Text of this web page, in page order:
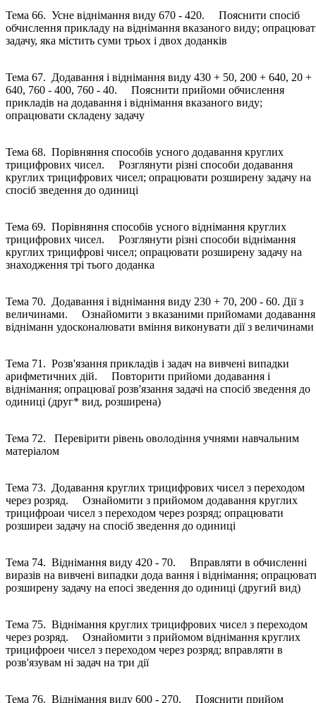
Тема 66. Усне віднімання виду 670 - 420. Пояснити спосіб
обчислення прикладу на віднімання вказаного виду;
задачу, яка містить суми трьох і двох доданків
Тема 67. Додавання і віднімання виду 430 + 50, 200 + 640, 20 +
640, 760 - 400, 760 - 40. Пояснити прийоми обчислення
прикладів на додавання і віднімання вказаного виду;
опрацювати складену задачу
Тема 68. Порівняння способів усного додавання круглих
трицифрових чисел. Розглянути різні способи додавання
круглих трицифрових чисел; опрацювати розширену задачу на
спосіб зведення до одиниці
Тема 69. Порівняння способів усного віднімання круглих
трицифрових чисел. Розглянути різні способи віднімання
круглих трицифрові чисел; опрацювати розширену задачу на
знаходження трі тього доданка
Тема 70. Додавання і віднімання виду 230 + 70, 200 - 60. Дії з
величинами. Ознайомити з вказаними прийомами додавання
відніманн удосконалювати вміння виконувати дії з величинами
Тема 71. Розв'язання прикладів і задач на вивчені випадки
арифметичних дій. Повторити прийоми додавання і
віднімання; опрацюваї розв'язання задачі на спосіб зведення до
одиниці (друг* вид, розширена)
Тема 72. Перевірити рівень оволодіння учнями навчальним
матеріалом
Тема 73. Додавання круглих трицифрових чисел з переходом
через розряд. Ознайомити з прийомом додавання круглих
трицифроаи чисел з переходом через розряд; опрацювати
розширеи задачу на спосіб зведення до одиниці
Тема 74. Віднімання виду 420 - 70. Вправляти в обчисленні
виразів на вивчені випадки дода вання і віднімання;
розширену задачу на епосі зведення до одиниці (другий вид)
Тема 75. Віднімання круглих трицифрових чисел з переходом
через розряд. Ознайомити з прийомом віднімання круглих
трицифроеи чисел з переходом через розряд; вправляти в
розв'язувам ні задач на три дії
Тема 76. Віднімання виду 600 - 270. Пояснити прийом